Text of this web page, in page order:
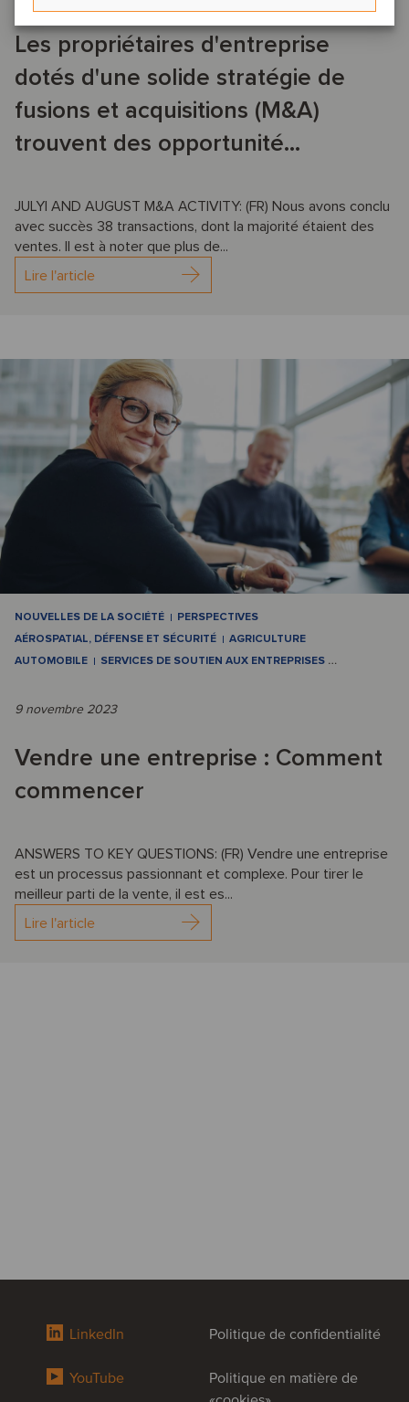
Les propriétaires d'entreprise
dotés d'une solide stratégie de
fusions et acquisitions (M&A)
trouvent des opportunité...
JULYl AND AUGUST M&A ACTIVITY: (FR) Nous avons conclu
avec succès 38 transactions, dont la majorité étaient des
ventes. Il est à noter que plus de...
Lire l'article
NOUVELLES DE LA SOCIÉTÉ
PERSPECTIVES
AÉROSPATIAL, DÉFENSE ET SÉCURITÉ
AGRICULTURE
AUTOMOBILE
SERVICES DE SOUTIEN AUX ENTREPRISES …
9 novembre 2023
Vendre une entreprise : Comment
commencer
ANSWERS TO KEY QUESTIONS: (FR) Vendre une entreprise
est un processus passionnant et complexe. Pour tirer le
meilleur parti de la vente, il est es...
Lire l'article
LinkedIn
YouTube
Politique de confidentialité
Politique en matière de